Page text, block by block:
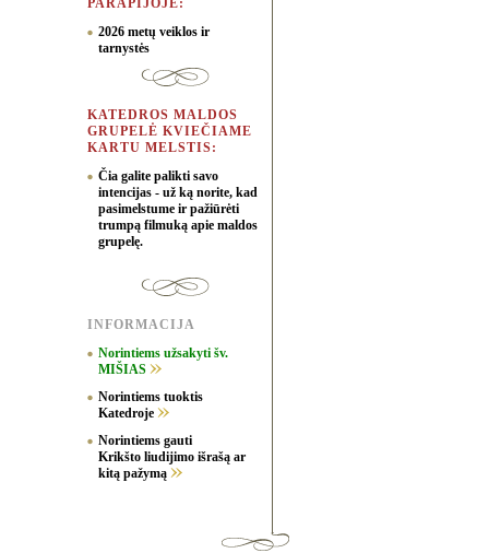
PARAPIJOJE:
2026 metų veiklos ir
tarnystės
KATEDROS MALDOS
GRUPELĖ KVIEČIAME
KARTU MELSTIS:
Čia galite palikti savo
intencijas - už ką norite, kad
pasimelstume ir pažiūrėti
trumpą filmuką apie maldos
grupelę.
INFORMACIJA
Norintiems užsakyti šv.
MIŠIAS
Norintiems tuoktis
Katedroje
Norintiems gauti
Krikšto liudijimo išrašą ar
kitą pažymą